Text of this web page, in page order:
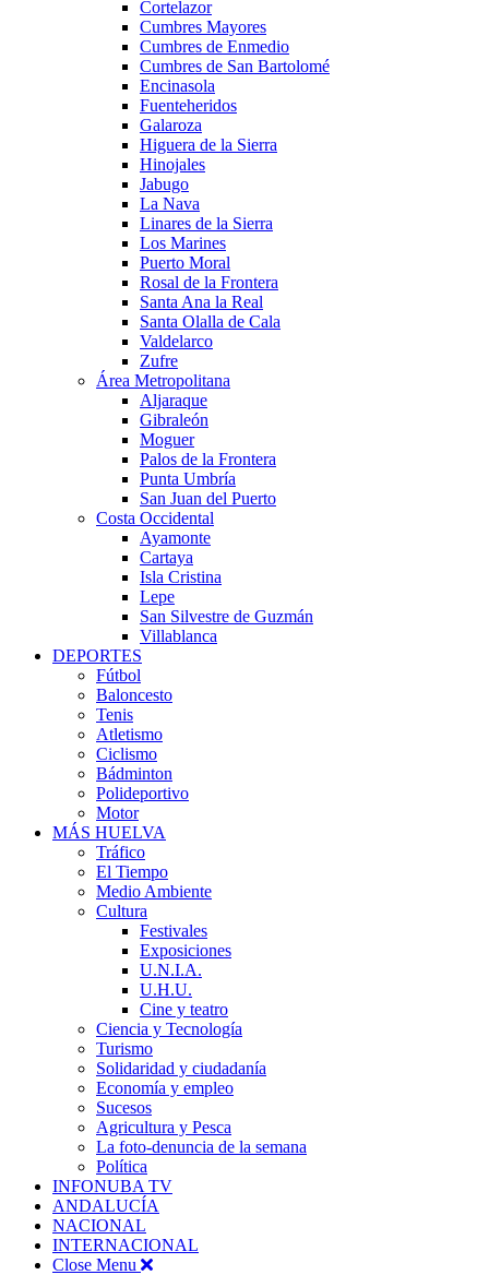
Cortelazor
Cumbres Mayores
Cumbres de Enmedio
Cumbres de San Bartolomé
Encinasola
Fuenteheridos
Galaroza
Higuera de la Sierra
Hinojales
Jabugo
La Nava
Linares de la Sierra
Los Marines
Puerto Moral
Rosal de la Frontera
Santa Ana la Real
Santa Olalla de Cala
Valdelarco
Zufre
Área Metropolitana
Aljaraque
Gibraleón
Moguer
Palos de la Frontera
Punta Umbría
San Juan del Puerto
Costa Occidental
Ayamonte
Cartaya
Isla Cristina
Lepe
San Silvestre de Guzmán
Villablanca
DEPORTES
Fútbol
Baloncesto
Tenis
Atletismo
Ciclismo
Bádminton
Polideportivo
Motor
MÁS HUELVA
Tráfico
El Tiempo
Medio Ambiente
Cultura
Festivales
Exposiciones
U.N.I.A.
U.H.U.
Cine y teatro
Ciencia y Tecnología
Turismo
Solidaridad y ciudadanía
Economía y empleo
Sucesos
Agricultura y Pesca
La foto-denuncia de la semana
Política
INFONUBA TV
ANDALUCÍA
NACIONAL
INTERNACIONAL
Close Menu